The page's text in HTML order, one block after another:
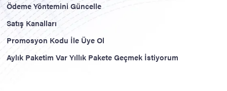
Ödeme Yöntemini Güncelle
Satış Kanalları
Promosyon Kodu İle Üye Ol
Aylık Paketim Var Yıllık Pakete Geçmek İstiyorum